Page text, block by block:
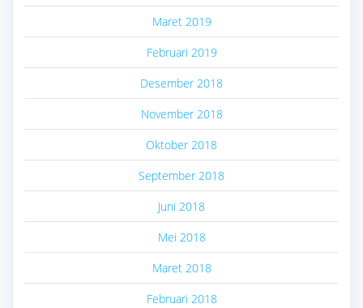
Maret 2019
Februari 2019
Desember 2018
November 2018
Oktober 2018
September 2018
Juni 2018
Mei 2018
Maret 2018
Februari 2018